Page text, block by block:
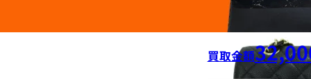
買取金額